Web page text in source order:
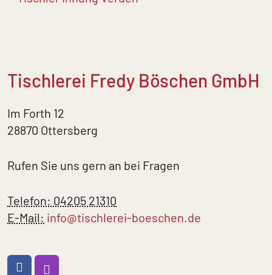
Tischlerei Fredy Böschen GmbH
Im Forth 12
28870 Ottersberg
Rufen Sie uns gern an bei Fragen
Telefon: 04205 21310
E-Mail: info@tischlerei-boeschen.de